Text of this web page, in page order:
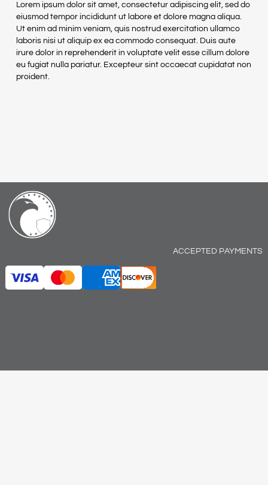
Lorem ipsum dolor sit amet, consectetur adipiscing elit, sed do
eiusmod tempor incididunt ut labore et dolore magna aliqua.
Ut enim ad minim veniam, quis nostrud exercitation ullamco
laboris nisi ut aliquip ex ea commodo consequat. Duis aute
irure dolor in reprehenderit in voluptate velit esse cillum dolore
eu fugiat nulla pariatur. Excepteur sint occaecat cupidatat non
proident.
ACCEPTED PAYMENTS